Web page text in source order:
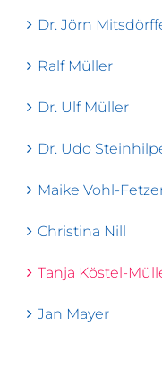
Dr. Jörn
Ralf Müller
Dr. Ulf Müller
Dr. Udo
Maike Vohl-
Christina Nill
Tanja Köstel-
Jan Mayer